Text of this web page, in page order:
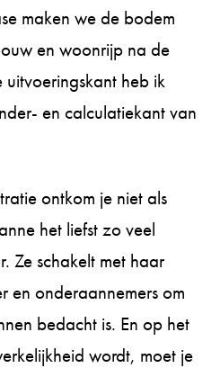
maken we de bodem
en woonrijp na de
heb ik
en calculatiekant van
ontkom je niet als
het liefst zo veel
Ze schakelt met haar
en onderaannemers om
bedacht is. En op het
wordt, moet je